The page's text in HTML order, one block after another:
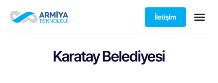
İletişim
Karatay Belediyesi